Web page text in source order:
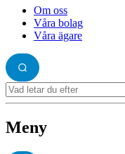
Om oss
Våra bolag
Våra ägare
Meny